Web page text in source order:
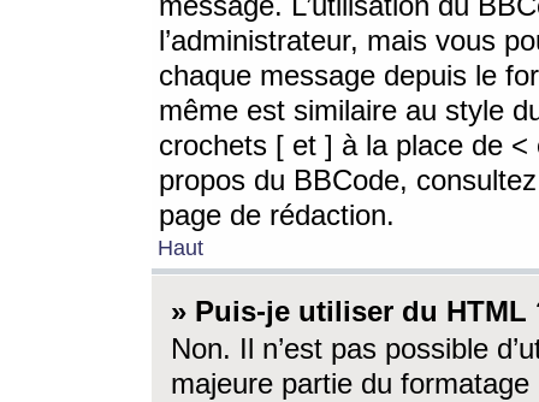
l’administrateur, mais vous
chaque message depuis le
même est similaire au style
crochets [ et ] à la place de <
propos du BBCode,
page de rédaction.
Haut
» Puis-je utiliser du HTML
Non. Il n’est pas possible
majeure partie du